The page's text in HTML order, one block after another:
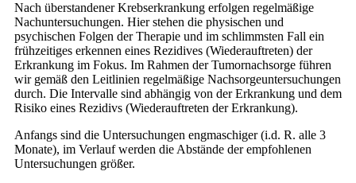
Nach überstandener Krebserkrankung erfolgen regelmäßige
Nachuntersuchungen. Hier stehen die physischen und
psychischen Folgen der Therapie und im schlimmsten Fall ein
frühzeitiges erkennen eines Rezidives (Wiederauftreten) der
Erkrankung im Fokus. Im Rahmen der Tumornachsorge führen
wir gemäß den Leitlinien regelmäßige Nachsorgeuntersuchungen
durch. Die Intervalle sind abhängig von der Erkrankung und dem
Risiko eines Rezidivs (Wiederauftreten der Erkrankung).
Anfangs sind die Untersuchungen engmaschiger (i.d. R. alle 3
Monate), im Verlauf werden die Abstände der empfohlenen
Untersuchungen größer.